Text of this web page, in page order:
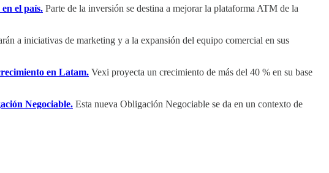
el país. Parte de la inversión se destina a mejorar la plataforma ATM de la
a iniciativas de marketing y a la expansión del equipo comercial en sus
en Latam. Vexi proyecta un crecimiento de más del 40 % en su base
Negociable. Esta nueva Obligación Negociable se da en un contexto de